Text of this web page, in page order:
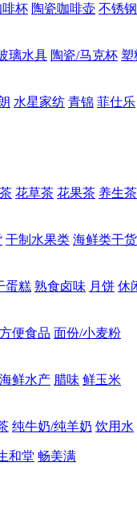
杯 陶瓷咖啡壶 不锈
璃水具 陶瓷/马克杯 塑
水星家纺 青锦 菲仕乐
花草茶 花果茶 养生茶
干制水果类 海鲜类干货
蛋糕 熟食卤味 月饼 休
方便食品 面份/小麦粉
海鲜水产 腊味 鲜玉米
纯牛奶/纯羊奶 饮用水
和堂 畅美满